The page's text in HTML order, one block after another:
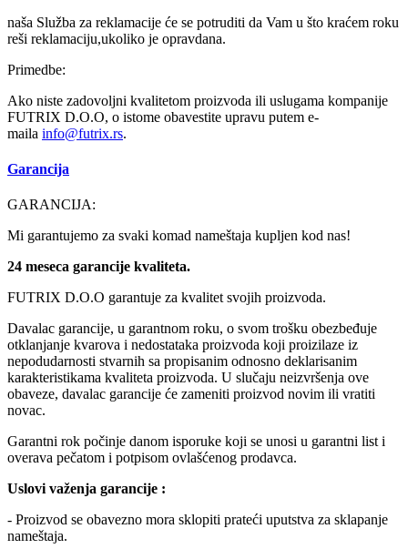
naša Služba za reklamacije će se potruditi da Vam u što kraćem roku
reši reklamaciju,ukoliko je opravdana.
Primedbe:
Ako niste zadovoljni kvalitetom proizvoda ili uslugama kompanije
FUTRIX D.O.O, o istome obavestite upravu putem e-
maila info@futrix.rs.
Garancija
GARANCIJA:
Mi garantujemo za svaki komad nameštaja kupljen kod nas!
24 meseca garancije kvaliteta.
FUTRIX D.O.O garantuje za kvalitet svojih proizvoda.
Davalac garancije, u garantnom roku, o svom trošku obezbeđuje
otklanjanje kvarova i nedostataka proizvoda koji proizilaze iz
nepodudarnosti stvarnih sa propisanim odnosno deklarisanim
karakteristikama kvaliteta proizvoda. U slučaju neizvršenja ove
obaveze, davalac garancije će zameniti proizvod novim ili vratiti
novac.
Garantni rok počinje danom isporuke koji se unosi u garantni list i
overava pečatom i potpisom ovlašćenog prodavca.
Uslovi važenja garancije :
- Proizvod se obavezno mora sklopiti prateći uputstva za sklapanje
nameštaja.